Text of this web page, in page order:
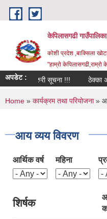
Skip to main content
केपिलासगढी
कोशी प्रदेश ,बाक्सिला
"हाम्रो केपिलासगढी,राम्रो
अपडेट :
अत्यन्त जरुरी सूचना !!! ठेक्का
You are here
Home » कार्यक्रम तथा परियोजना»
आय व्यय विवरण
आर्थिक वर्ष महिना
शिर्षक
क